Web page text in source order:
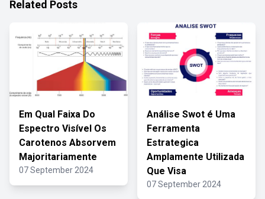
Related Posts
Em Qual Faixa Do
Espectro Visível Os
Carotenos Absorvem
Majoritariamente
07 September 2024
Análise Swot é Uma
Ferramenta
Estrategica
Amplamente Utilizada
Que Visa
07 September 2024